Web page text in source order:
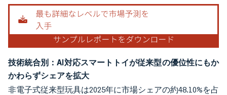
技術統合別：AI対応スマートトイが従来型の優位性にもか
かわらずシェアを拡大
非電子式従来型玩具は2025年に市場シェアの約48.10%を占